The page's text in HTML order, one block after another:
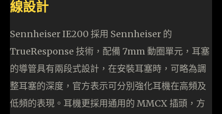
線設計
Sennheiser IE200 採用 Sennheiser 的
TrueResponse 技術，配備 7mm 動圈單元，耳塞
的導管具有兩段式設計，在安裝耳塞時，可略為調
整耳塞的深度，官方表示可分別強化耳機在高頻及
低頻的表現。耳機更採用通用的 MMCX 插頭，方